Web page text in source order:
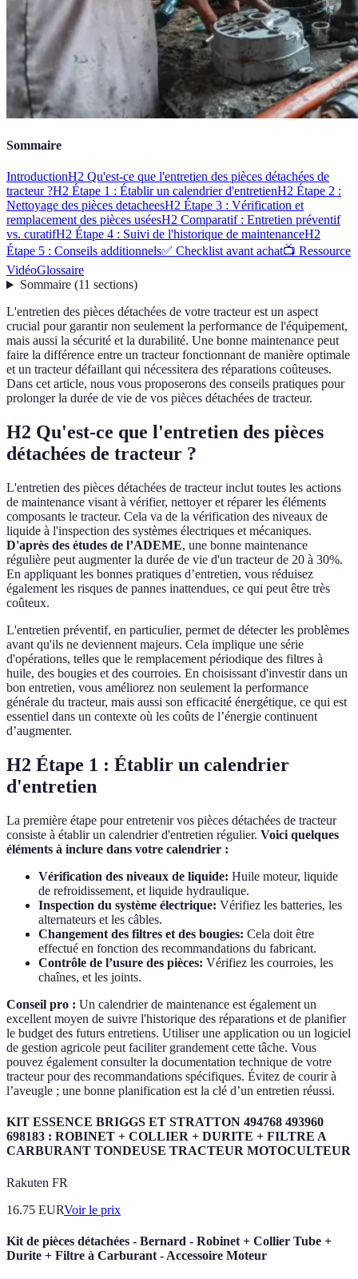
Sommaire
IntroductionH2 Qu'est-ce que l'entretien des pièces détachées de
tracteur ?H2 Étape 1 : Établir un calendrier d'entretienH2 Étape 2 :
Nettoyage des pièces detacheesH2 Étape 3 : Vérification et
remplacement des pièces uséesH2 Comparatif : Entretien préventif
vs. curatifH2 Étape 4 : Suivi de l'historique de maintenanceH2
Étape 5 : Conseils additionnels✅ Checklist avant achat📺 Ressource
VidéoGlossaire
Sommaire(11 sections)
L'entretien des pièces détachées de votre tracteur est un aspect
crucial pour garantir non seulement la performance de l'équipement,
mais aussi la sécurité et la durabilité. Une bonne maintenance peut
faire la différence entre un tracteur fonctionnant de manière optimale
et un tracteur défaillant qui nécessitera des réparations coûteuses.
Dans cet article, nous vous proposerons des conseils pratiques pour
prolonger la durée de vie de vos pièces détachées de tracteur.
H2 Qu'est-ce que l'entretien des pièces
détachées de tracteur ?
L'entretien des pièces détachées de tracteur inclut toutes les actions
de maintenance visant à vérifier, nettoyer et réparer les éléments
composants le tracteur. Cela va de la vérification des niveaux de
liquide à l'inspection des systèmes électriques et mécaniques.
D'après des études de l’ADEME, une bonne maintenance
régulière peut augmenter la durée de vie d'un tracteur de 20 à 30%.
En appliquant les bonnes pratiques d’entretien, vous réduisez
également les risques de pannes inattendues, ce qui peut être très
coûteux.
L'entretien préventif, en particulier, permet de détecter les problèmes
avant qu'ils ne deviennent majeurs. Cela implique une série
d'opérations, telles que le remplacement périodique des filtres à
huile, des bougies et des courroies. En choisissant d'investir dans un
bon entretien, vous améliorez non seulement la performance
générale du tracteur, mais aussi son efficacité énergétique, ce qui est
essentiel dans un contexte où les coûts de l’énergie continuent
d’augmenter.
H2 Étape 1 : Établir un calendrier
d'entretien
La première étape pour entretenir vos pièces détachées de tracteur
consiste à établir un calendrier d'entretien régulier. Voici quelques
éléments à inclure dans votre calendrier :
Vérification des niveaux de liquide: Huile moteur, liquide
de refroidissement, et liquide hydraulique.
Inspection du système électrique: Vérifiez les batteries, les
alternateurs et les câbles.
Changement des filtres et des bougies: Cela doit être
effectué en fonction des recommandations du fabricant.
Contrôle de l’usure des pièces: Vérifiez les courroies, les
chaînes, et les joints.
Conseil pro : Un calendrier de maintenance est également un
excellent moyen de suivre l'historique des réparations et de planifier
le budget des futurs entretiens. Utiliser une application ou un logiciel
de gestion agricole peut faciliter grandement cette tâche. Vous
pouvez également consulter la documentation technique de votre
tracteur pour des recommandations spécifiques. Évitez de courir à
l’aveugle ; une bonne planification est la clé d’un entretien réussi.
KIT ESSENCE BRIGGS ET STRATTON 494768 493960
698183 : ROBINET + COLLIER + DURITE + FILTRE A
CARBURANT TONDEUSE TRACTEUR MOTOCULTEUR
Rakuten FR
16.75 EURVoir le prix
Kit de pièces détachées - Bernard - Robinet + Collier Tube +
Durite + Filtre à Carburant - Accessoire Moteur